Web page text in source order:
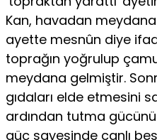
Kan, havadan
ayette mesnûn diye
toprağın yoğrulup
meydana gelmiştir.
gıdaları elde etmesini
ardından tutma
güç sayesinde canlı